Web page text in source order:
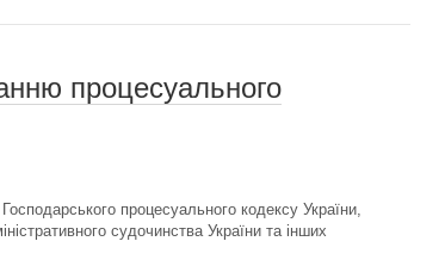
процесуального
процесуального кодексу України,
судочинства України та інших